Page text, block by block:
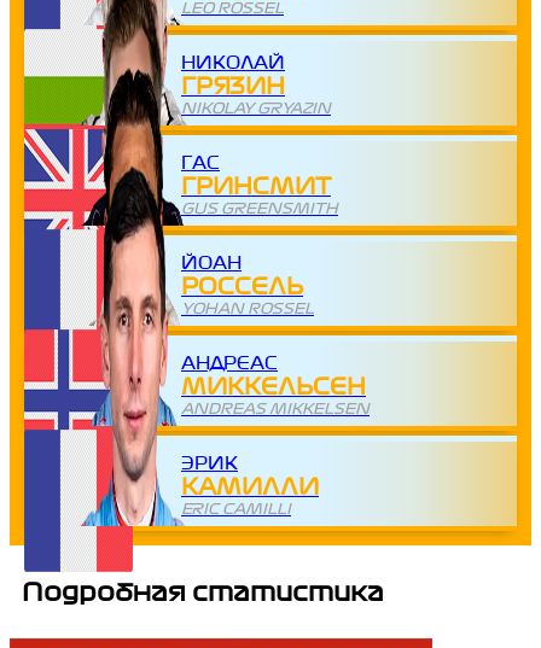
LEO ROSSEL
НИКОЛАЙ
ГРЯЗИН
NIKOLAY GRYAZIN
ГАС
ГРИНСМИТ
GUS GREENSMITH
ЙОАН
РОССЕЛЬ
YOHAN ROSSEL
АНДРЕАС
МИККЕЛЬСЕН
ANDREAS MIKKELSEN
ЭРИК
КАМИЛЛИ
ERIC CAMILLI
Подробная статистика